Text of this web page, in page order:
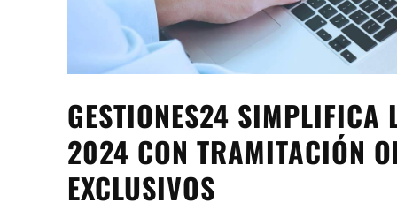
GESTIONES24 SIMPLIFICA
2024 CON TRAMITACIÓN
EXCLUSIVOS